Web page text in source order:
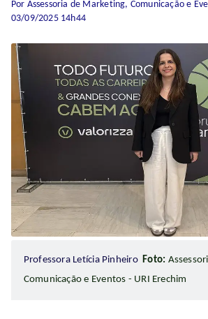
Por Assessoria de Marketing, Comunicação e
03/09/2025 14h44
Professora Letícia PinheiroFoto:
Comunicação e Eventos - URI Erechim